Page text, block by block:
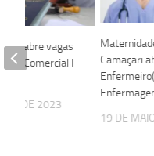
Camaçari
19 DE
abre vagas
Comercial I
DE 2023